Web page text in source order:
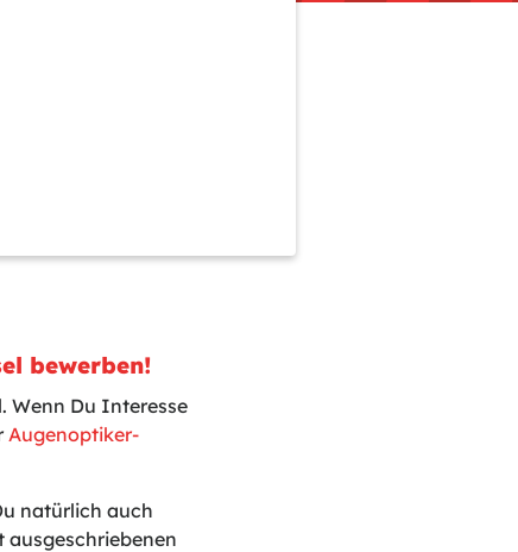
bewerben!
Wenn Du Interesse
Augenoptiker-
natürlich auch
ausgeschriebenen